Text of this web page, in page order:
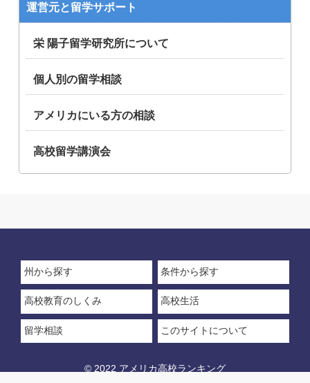
運営元と留学サポート
栄 陽子留学研究所について
個人別の留学相談
アメリカにいる方の相談
高校留学講演会
州から探す 条件から探す
高校教育のしくみ 高校生活
留学相談 このサイトについて
© 2022 アメリカ高校ランキング